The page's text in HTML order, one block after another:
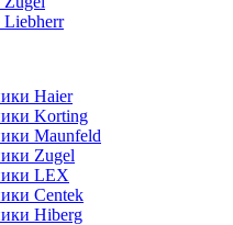
Liebherr
Haier
Korting
Maunfeld
Zugel
LEX
Centek
Hiberg